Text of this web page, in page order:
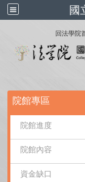
國
回法學院
院館專區
院館進度
院館內容
資金缺口